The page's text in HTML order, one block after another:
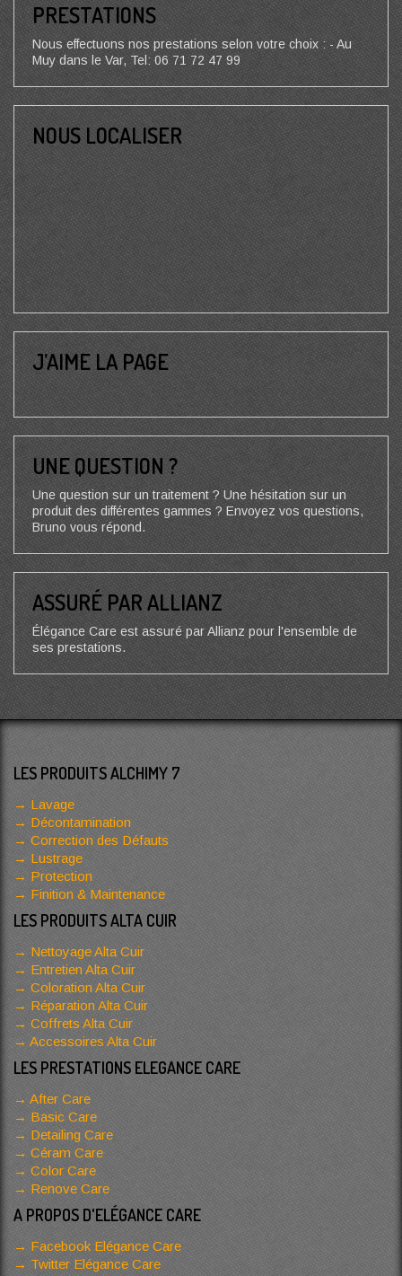
PRESTATIONS
Nous effectuons nos prestations selon votre choix : - Au
Muy dans le Var, Tel: 06 71 72 47 99
NOUS LOCALISER
J’AIME LA PAGE
UNE QUESTION ?
Une question sur un traitement ? Une hésitation sur un
produit des différentes gammes ? Envoyez vos questions,
Bruno vous répond.
ASSURÉ PAR ALLIANZ
Élégance Care est assuré par Allianz pour l'ensemble de
ses prestations.
LES PRODUITS ALCHIMY 7
Lavage
Décontamination
Correction des Défauts
Lustrage
Protection
Finition & Maintenance
LES PRODUITS ALTA CUIR
Nettoyage Alta Cuir
Entretien Alta Cuir
Coloration Alta Cuir
Réparation Alta Cuir
Coffrets Alta Cuir
Accessoires Alta Cuir
LES PRESTATIONS ELEGANCE CARE
After Care
Basic Care
Detailing Care
Céram Care
Color Care
Renove Care
A PROPOS D'ELÉGANCE CARE
Facebook Elégance Care
Twitter Elégance Care